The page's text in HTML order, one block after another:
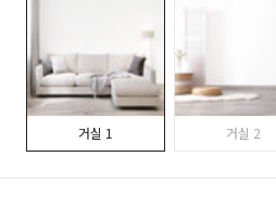
거실 1 거실 2